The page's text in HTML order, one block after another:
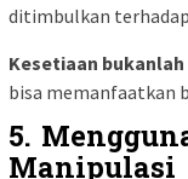
ditimbulkan
Kesetiaan
bisa memanfaatkan
5.